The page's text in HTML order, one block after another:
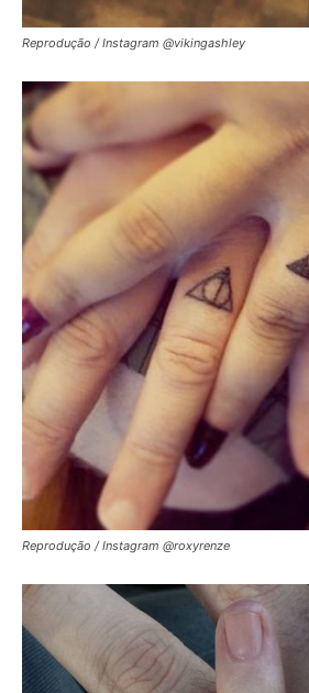
Reprodução / Instagram @vikingashley
Reprodução / Instagram @roxyrenze